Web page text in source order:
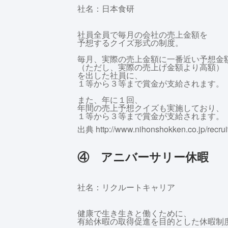
社名：日本食研
社員全員で毎月の会社の売上金額を
予想するクイズ形式の制度。
毎月、実際の売上金額に一番近い予想金
（ただし、実際の売上げ金額より高額）
を出した社員に、
１等から３等まで賞金が支給されます。
また、年に１回、
年間の売上予想クイズも実施しており、
１等から３等まで賞金が支給されます。
出典 http://www.nihonshokken.co.jp/
④ アニバーサリー休暇
社名：リクルートキャリア
健康で生き生きと働くために、
有給休暇の取得促進を目的とした休暇制